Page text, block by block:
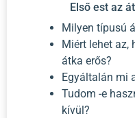
Első est az
Milyen típusú
Miért lehet az,
átka erős?
Egyáltalán mi
Tudom -e
kívül?